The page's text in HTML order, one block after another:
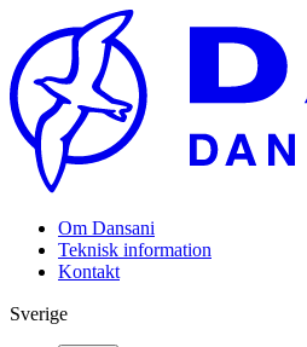
Om Dansani
Teknisk information
Kontakt
Sverige